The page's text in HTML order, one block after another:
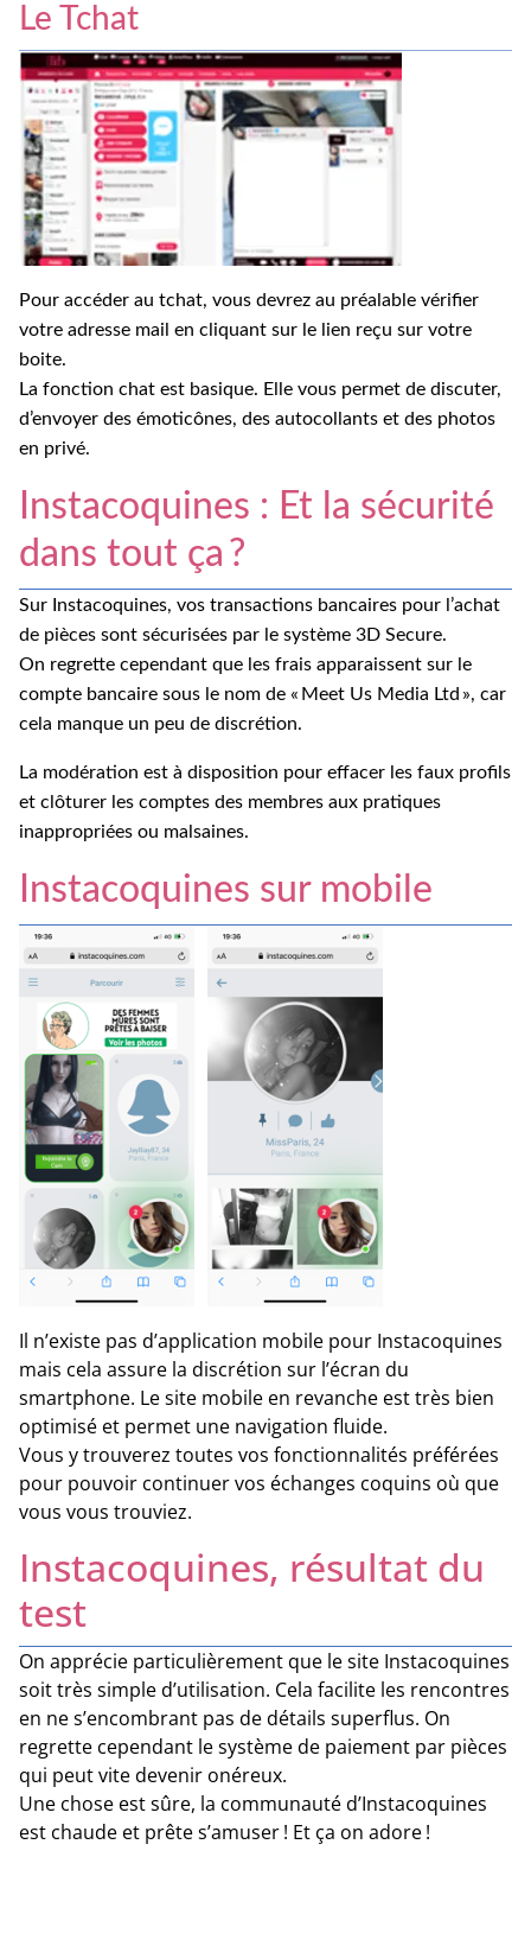
Le Tchat
Pour accéder au tchat, vous devrez au préalable vérifier
votre adresse mail en cliquant sur le lien reçu sur votre
boite.
La fonction chat est basique. Elle vous permet de discuter,
d’envoyer des émoticônes, des autocollants et des photos
en privé.
Instacoquines : Et la sécurité
dans tout ça ?
Sur Instacoquines, vos transactions bancaires pour l’achat
de pièces sont sécurisées par le système 3D Secure.
On regrette cependant que les frais apparaissent sur le
compte bancaire sous le nom de « Meet Us Media Ltd », car
cela manque un peu de discrétion.
La modération est à disposition pour effacer les faux profils
et clôturer les comptes des membres aux pratiques
inappropriées ou malsaines.
Instacoquines sur mobile
Il n’existe pas d’application mobile pour Instacoquines
mais cela assure la discrétion sur l’écran du
smartphone. Le site mobile en revanche est très bien
optimisé et permet une navigation fluide.
Vous y trouverez toutes vos fonctionnalités préférées
pour pouvoir continuer vos échanges coquins où que
vous vous trouviez.
Instacoquines, résultat du
test
On apprécie particulièrement que le site Instacoquines
soit très simple d’utilisation. Cela facilite les rencontres
en ne s’encombrant pas de détails superflus. On
regrette cependant le système de paiement par pièces
qui peut vite devenir onéreux.
Une chose est sûre, la communauté d’Instacoquines
est chaude et prête s’amuser ! Et ça on adore !